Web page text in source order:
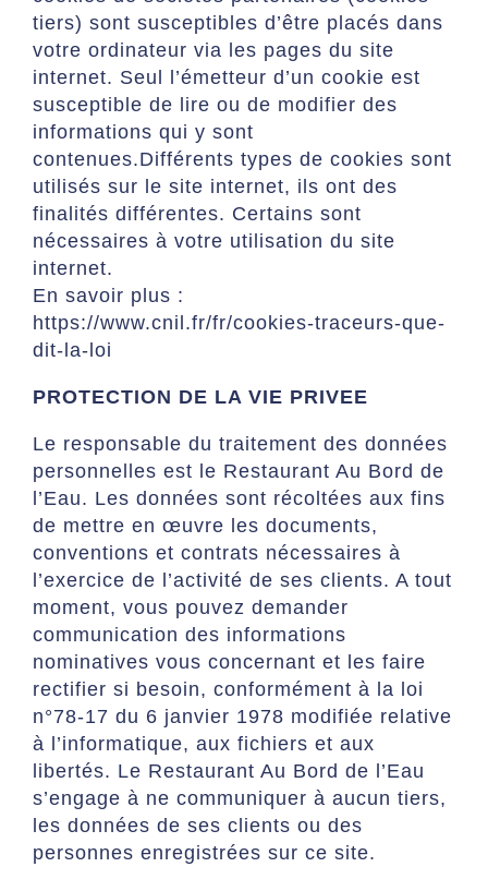
tiers) sont susceptibles d’être placés dans
votre ordinateur via les pages du site
internet. Seul l’émetteur d’un cookie est
susceptible de lire ou de modifier des
informations qui y sont
contenues.Différents types de cookies sont
utilisés sur le site internet, ils ont des
finalités différentes. Certains sont
nécessaires à votre utilisation du site
internet.
En savoir plus :
https://www.cnil.fr/fr/cookies-traceurs-que-
dit-la-loi
PROTECTION DE LA VIE PRIVEE
Le responsable du traitement des données
personnelles est le Restaurant Au Bord de
l’Eau. Les données sont récoltées aux fins
de mettre en œuvre les documents,
conventions et contrats nécessaires à
l’exercice de l’activité de ses clients. A tout
moment, vous pouvez demander
communication des informations
nominatives vous concernant et les faire
rectifier si besoin, conformément à la loi
n°78-17 du 6 janvier 1978 modifiée relative
à l’informatique, aux fichiers et aux
libertés. Le Restaurant Au Bord de l’Eau
s’engage à ne communiquer à aucun tiers,
les données de ses clients ou des
personnes enregistrées sur ce site.